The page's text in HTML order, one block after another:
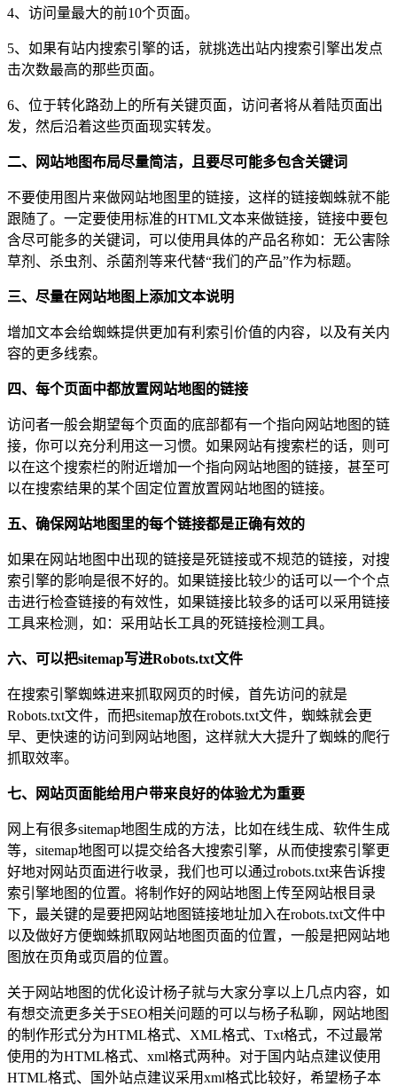
4、访问量最大的前10个页面。
5、如果有站内搜索引擎的话，就挑选出站内搜索引擎出发点
击次数最高的那些页面。
6、位于转化路劲上的所有关键页面，访问者将从着陆页面出
发，然后沿着这些页面现实转发。
二、网站地图布局尽量简洁，且要尽可能多包含关键词
不要使用图片来做网站地图里的链接，这样的链接蜘蛛就不能
跟随了。一定要使用标准的HTML文本来做链接，链接中要包
含尽可能多的关键词，可以使用具体的产品名称如：无公害除
草剂、杀虫剂、杀菌剂等来代替“我们的产品”作为标题。
三、尽量在网站地图上添加文本说明
增加文本会给蜘蛛提供更加有利索引价值的内容，以及有关内
容的更多线索。
四、每个页面中都放置网站地图的链接
访问者一般会期望每个页面的底部都有一个指向网站地图的链
接，你可以充分利用这一习惯。如果网站有搜索栏的话，则可
以在这个搜索栏的附近增加一个指向网站地图的链接，甚至可
以在搜索结果的某个固定位置放置网站地图的链接。
五、确保网站地图里的每个链接都是正确有效的
如果在网站地图中出现的链接是死链接或不规范的链接，对搜
索引擎的影响是很不好的。如果链接比较少的话可以一个个点
击进行检查链接的有效性，如果链接比较多的话可以采用链接
工具来检测，如：采用站长工具的死链接检测工具。
六、可以把sitemap写进Robots.txt文件
在搜索引擎蜘蛛进来抓取网页的时候，首先访问的就是
Robots.txt文件，而把sitemap放在robots.txt文件，蜘蛛就会更
早、更快速的访问到网站地图，这样就大大提升了蜘蛛的爬行
抓取效率。
七、网站页面能给用户带来良好的体验尤为重要
网上有很多sitemap地图生成的方法，比如在线生成、软件生成
等，sitemap地图可以提交给各大搜索引擎，从而使搜索引擎更
好地对网站页面进行收录，我们也可以通过robots.txt来告诉搜
索引擎地图的位置。将制作好的网站地图上传至网站根目录
下，最关键的是要把网站地图链接地址加入在robots.txt文件中
以及做好方便蜘蛛抓取网站地图页面的位置，一般是把网站地
图放在页角或页眉的位置。
关于网站地图的优化设计杨子就与大家分享以上几点内容，如
有想交流更多关于SEO相关问题的可以与杨子私聊，网站地图
的制作形式分为HTML格式、XML格式、Txt格式，不过最常
使用的为HTML格式、xml格式两种。对于国内站点建议使用
HTML格式、国外站点建议采用xml格式比较好，希望杨子本